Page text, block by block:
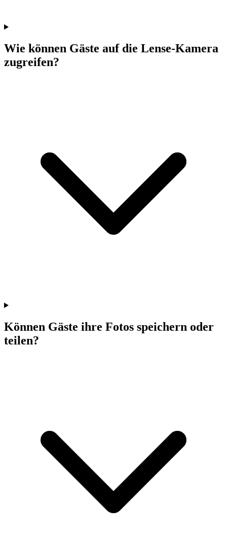
Wie können Gäste auf die Lense-Kamera
zugreifen?
Können Gäste ihre Fotos speichern oder
teilen?